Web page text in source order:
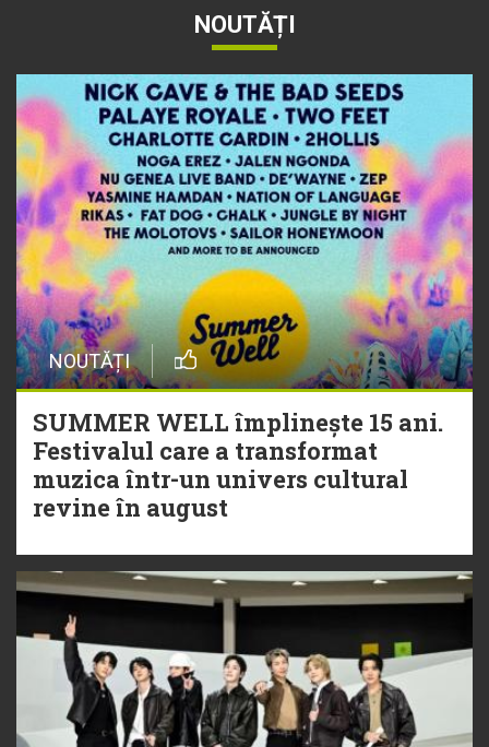
NOUTĂȚI
NOUTĂȚI
SUMMER WELL împlinește 15 ani.
Festivalul care a transformat
muzica într-un univers cultural
revine în august